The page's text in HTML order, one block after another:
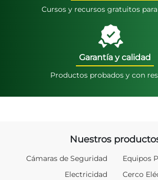
Cursos y recursos gratuitos
Garantía y calidad
Productos probados y con
Nuestros
Cámaras de Seguridad
Electricidad
Equipos
Cerco